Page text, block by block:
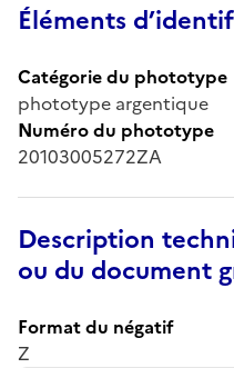
Éléments
Catégorie du phototype
phototype argentique
Numéro du phototype
20103005272ZA
Description
ou du document
Format du négatif
Z